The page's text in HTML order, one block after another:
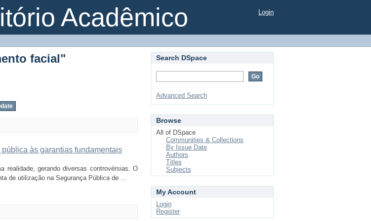
Acadêmico
facial" Login
facial"
às garantias fundamentais
realidade, gerando diversas controvérsias. O
de utilização na Segurança Pública de ...
Search DSpace
Advanced Search
Browse
All of DSpace
Communities & Collections
By Issue Date
Authors
Titles
Subjects
My Account
Login
Register